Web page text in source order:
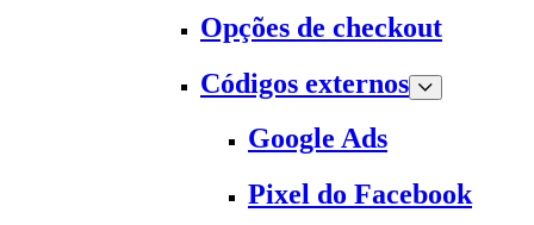
Opções de checkout
Códigos externos
Google Ads
Pixel do Facebook